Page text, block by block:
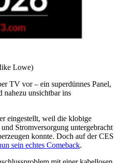
Lowe)
TV vor – ein superdünnes Panel,
nahezu unsichtbar ins
eingestellt, weil die klobige
Stromversorgung untergebracht
konnte. Doch auf der CES
sein echtes Comeback.